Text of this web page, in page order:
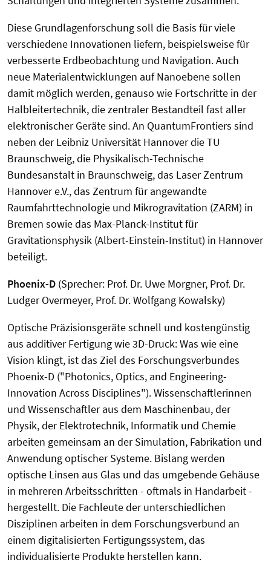
Diese Grundlagenforschung soll die Basis für viele
verschiedene Innovationen liefern, beispielsweise für
verbesserte Erdbeobachtung und Navigation. Auch
neue Materialentwicklungen auf Nanoebene sollen
damit möglich werden, genauso wie Fortschritte in der
Halbleitertechnik, die zentraler Bestandteil fast aller
elektronischer Geräte sind. An QuantumFrontiers sind
neben der Leibniz Universität Hannover die TU
Braunschweig, die Physikalisch-Technische
Bundesanstalt in Braunschweig, das Laser Zentrum
Hannover e.V., das Zentrum für angewandte
Raumfahrttechnologie und Mikrogravitation (ZARM) in
Bremen sowie das Max-Planck-Institut für
Gravitationsphysik (Albert-Einstein-Institut) in Hannover
beteiligt.
Phoenix-D (Sprecher: Prof. Dr. Uwe Morgner, Prof. Dr.
Ludger Overmeyer, Prof. Dr. Wolfgang Kowalsky)
Optische Präzisionsgeräte schnell und kostengünstig
aus additiver Fertigung wie 3D-Druck: Was wie eine
Vision klingt, ist das Ziel des Forschungsverbundes
Phoenix-D ("Photonics, Optics, and Engineering-
Innovation Across Disciplines"). Wissenschaftlerinnen
und Wissenschaftler aus dem Maschinenbau, der
Physik, der Elektrotechnik, Informatik und Chemie
arbeiten gemeinsam an der Simulation, Fabrikation und
Anwendung optischer Systeme. Bislang werden
optische Linsen aus Glas und das umgebende Gehäuse
in mehreren Arbeitsschritten - oftmals in Handarbeit -
hergestellt. Die Fachleute der unterschiedlichen
Disziplinen arbeiten in dem Forschungsverbund an
einem digitalisierten Fertigungssystem, das
individualisierte Produkte herstellen kann.